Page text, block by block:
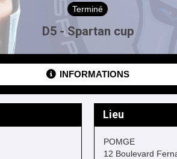
Terminé
D5 - Spartan cup
INFORMATIONS
Lieu
POMGE
12 Boulevard